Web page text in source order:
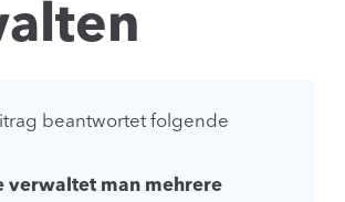
beantwortet folgende
verwaltet man mehrere